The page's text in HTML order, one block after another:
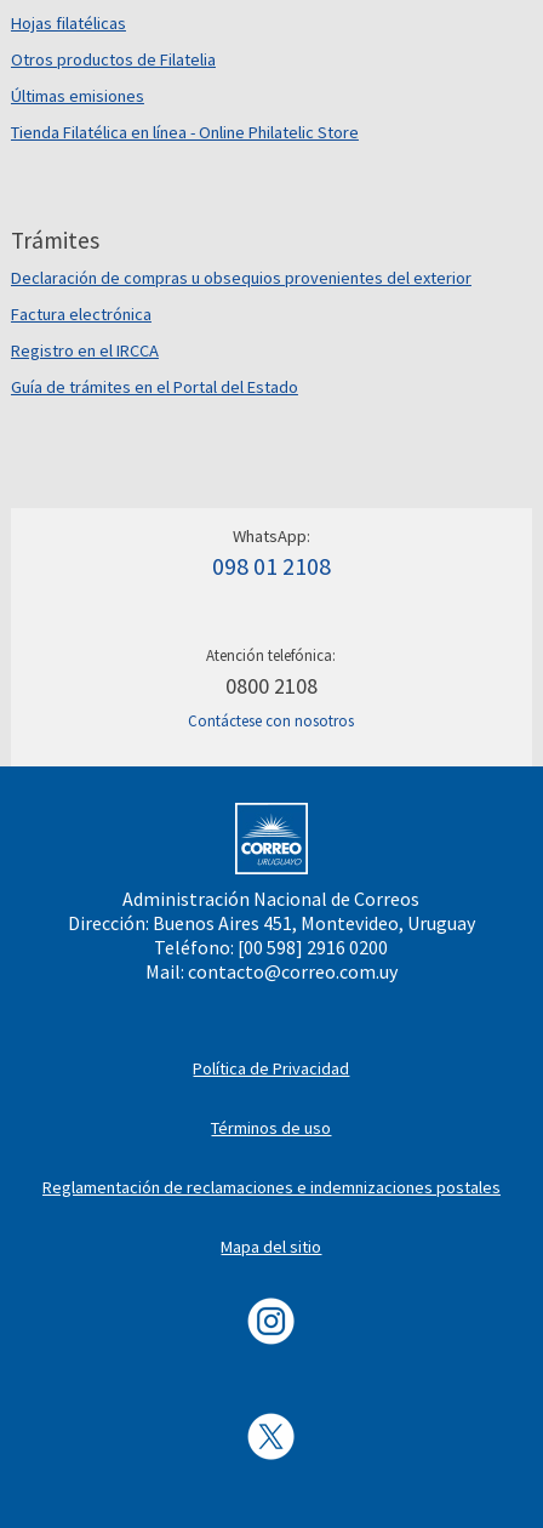
Hojas filatélicas
Otros productos de Filatelia
Últimas emisiones
Tienda Filatélica en línea - Online Philatelic Store
Trámites
Declaración de compras u obsequios provenientes del exterior
Factura electrónica
Registro en el IRCCA
Guía de trámites en el Portal del Estado
WhatsApp:
098 01 2108
Atención telefónica:
0800 2108
Contáctese con nosotros
Administración Nacional de Correos
Dirección: Buenos Aires 451, Montevideo, Uruguay
Teléfono: [00 598] 2916 0200
Mail: contacto@correo.com.uy
Política de Privacidad
Términos de uso
Reglamentación de reclamaciones e indemnizaciones postales
Mapa del sitio